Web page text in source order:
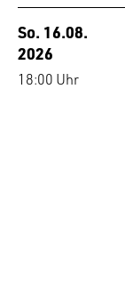
So. 16.08.
2026
18:00 Uhr